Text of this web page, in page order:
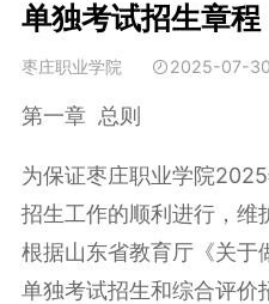
单独考试招生章程
枣庄职业学院 2025-07-30
第一章 总则
为保证枣庄职业学院
招生工作的顺利进行，维
根据山东省教育厅《关于
单独考试招生和综合评价